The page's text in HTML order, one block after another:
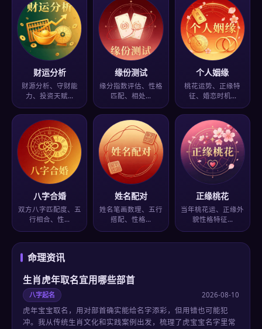
财运分析
财源分析、守财能
力、投资天赋…
缘份测试
缘分指数评估、性格
匹配、相处…
个人姻缘
桃花运势、正缘特
征、婚恋时机…
八字合婚
双方八字匹配度、五
行相合、性…
姓名配对
姓名笔画数理、五行
搭配、性格…
正缘桃花
当年桃花运、正缘外
貌性格特征…
命理资讯
生肖虎年取名宜用哪些部首
八字起名 2026-08-10
虎年宝宝取名，用对部首确实能给名字添彩，但用错也可能犯
冲。我从传统生肖文化和实践案例出发，梳理了虎宝宝名字里常